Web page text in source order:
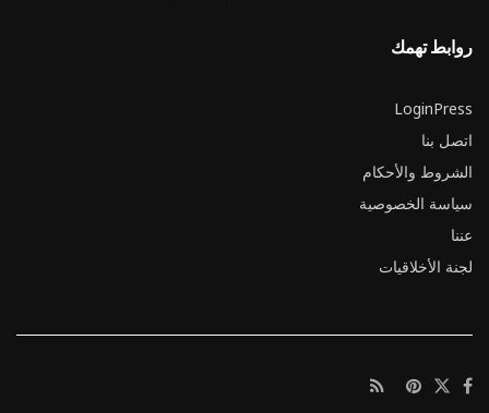
روابط تهمك
LoginPress
اتصل بنا
الشروط والأحكام
سياسة الخصوصية
عننا
لجنة الأخلاقيات